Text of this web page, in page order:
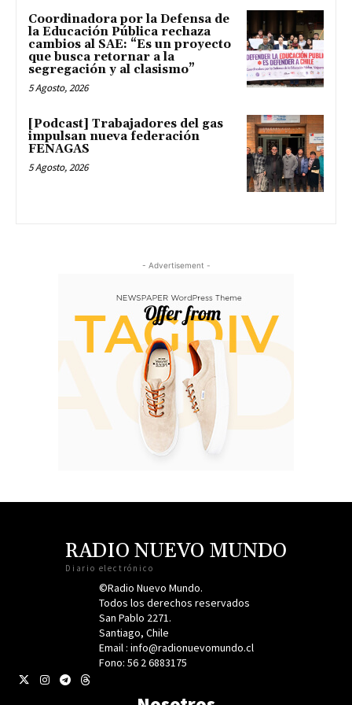
Coordinadora por la Defensa de
la Educación Pública rechaza
cambios al SAE: “Es un proyecto
que busca retornar a la
segregación y al clasismo”
5 Agosto, 2026
[Podcast] Trabajadores del gas
impulsan nueva federación
FENAGAS
5 Agosto, 2026
- Advertisement -
RADIO NUEVO MUNDO
Diario electrónico
©Radio Nuevo Mundo.
Todos los derechos reservados
San Pablo 2271.
Santiago, Chile
Email : info@radionuevomundo.cl
Fono: 56 2 6883175